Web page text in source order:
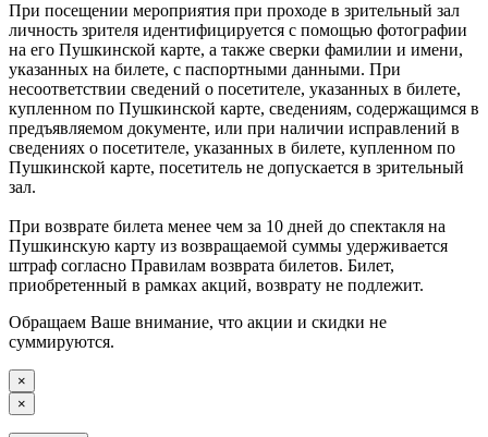
При посещении мероприятия при проходе в зрительный зал
личность зрителя идентифицируется с помощью фотографии
на его Пушкинской карте, а также сверки фамилии и имени,
указанных на билете, с паспортными данными. При
несоответствии сведений о посетителе, указанных в билете,
купленном по Пушкинской карте, сведениям, содержащимся в
предъявляемом документе, или при наличии исправлений в
сведениях о посетителе, указанных в билете, купленном по
Пушкинской карте, посетитель не допускается в зрительный
зал.
При возврате билета менее чем за 10 дней до спектакля на
Пушкинскую карту из возвращаемой суммы удерживается
штраф согласно Правилам возврата билетов. Билет,
приобретенный в рамках акций, возврату не подлежит.
Обращаем Ваше внимание, что акции и скидки не
суммируются.
×
×